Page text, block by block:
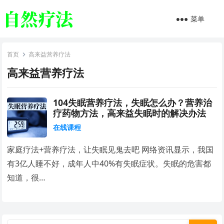
菜单
首页 高来益营养疗法
高来益营养疗法
104失眠营养疗法，失眠怎么办？营养治
疗药物方法，高来益失眠时的解决办法
在线课程
家庭疗法+营养疗法，让失眠见鬼去吧 网络资讯显示，我国
有3亿人睡不好，成年人中40%有失眠症状。失眠的危害都
知道，很…